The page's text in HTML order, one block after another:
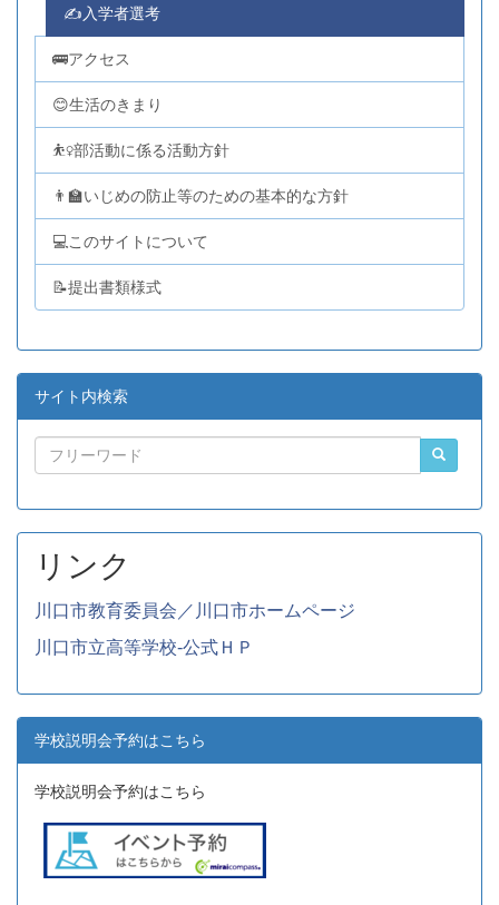
✍入学者選考
🚌アクセス
😊生活のきまり
⛹️‍♀️部活動に係る活動方針
👨‍🏫いじめの防止等のための基本的な方針
💻このサイトについて
📝提出書類様式
サイト内検索
リンク
川口市教育委員会／川口市ホームページ
川口市立高等学校-公式ＨＰ
学校説明会予約はこちら
学校説明会予約はこちら